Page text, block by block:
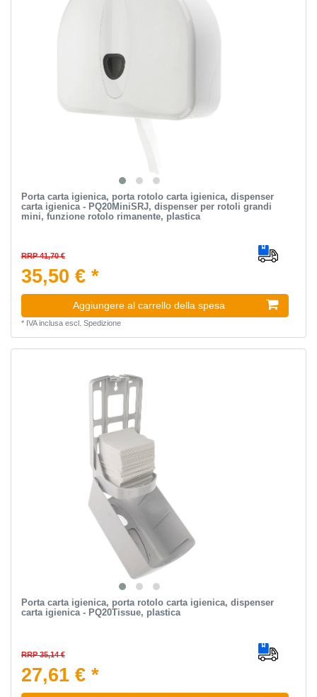
Porta carta igienica, porta rotolo carta igienica, dispenser
carta igienica - PQ20MiniSRJ, dispenser per rotoli grandi
mini, funzione rotolo rimanente, plastica
RRP 41,70 €
35,50 € *
Aggiungere al carrello della spesa
* IVA inclusaescl. Spedizione
Porta carta igienica, porta rotolo carta igienica, dispenser
carta igienica - PQ20Tissue, plastica
RRP 35,14 €
27,61 € *